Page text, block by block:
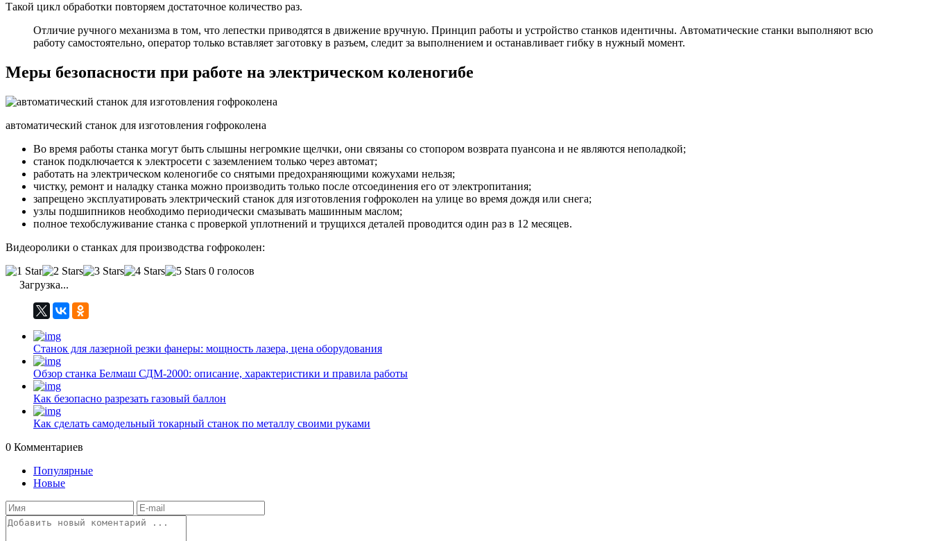
Такой цикл обработки повторяем достаточное количество раз.
Отличие ручного механизма в том, что лепестки приводятся в движение вручную. Принцип работы и устройство станков идентичны. Автоматические станки выполняют всю
работу самостоятельно, оператор только вставляет заготовку в разъем, следит за выполнением и останавливает гибку в нужный момент.
Меры безопасности при работе на электрическом коленогибе
автоматический станок для изготовления гофроколена
Во время работы станка могут быть слышны негромкие щелчки, они связаны со стопором возврата пуансона и не являются неполадкой;
станок подключается к электросети с заземлением только через автомат;
работать на электрическом коленогибе со снятыми предохраняющими кожухами нельзя;
чистку, ремонт и наладку станка можно производить только после отсоединения его от электропитания;
запрещено эксплуатировать электрический станок для изготовления гофроколен на улице во время дождя или снега;
узлы подшипников необходимо периодически смазывать машинным маслом;
полное техобслуживание станка с проверкой уплотнений и трущихся деталей проводится один раз в 12 месяцев.
Видеоролики о станках для производства гофроколен:
0 голосов
Загрузка...
Станок для лазерной резки фанеры: мощность лазера, цена оборудования
Обзор станка Белмаш СДМ-2000: описание, характеристики и правила работы
Как безопасно разрезать газовый баллон
Как сделать самодельный токарный станок по металлу своими руками
0 Комментариев
Популярные
Новые